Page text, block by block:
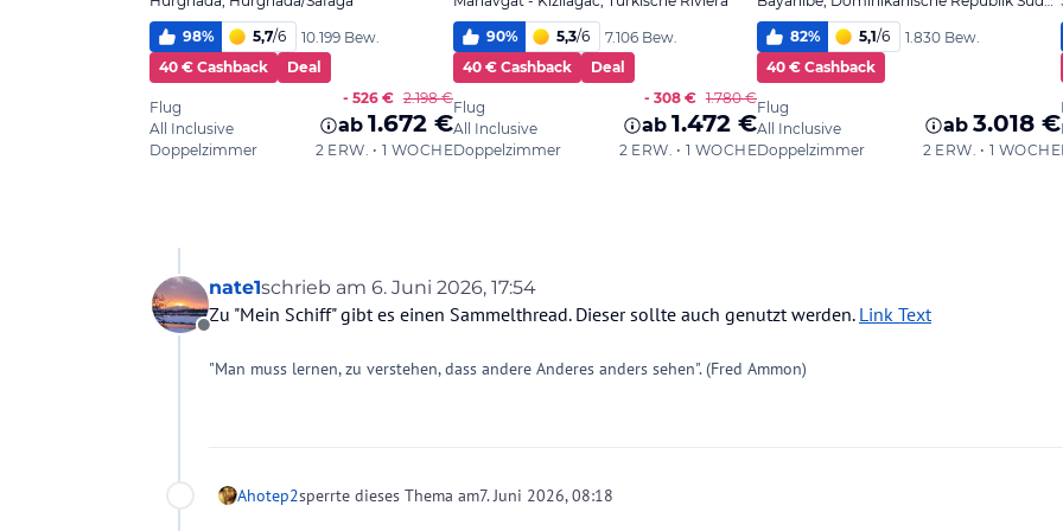
Offline
nate1schrieb am 6. Juni 2026, 17:54
zuletzt editiert von
Zu "Mein Schiff" gibt es einen Sammelthread. Dieser sollte auch genutzt werden. Link Text
"Man muss lernen, zu verstehen, dass andere Anderes anders sehen". (Fred Ammon)
Ahotep2sperrte dieses Thema am7. Juni 2026, 08:18